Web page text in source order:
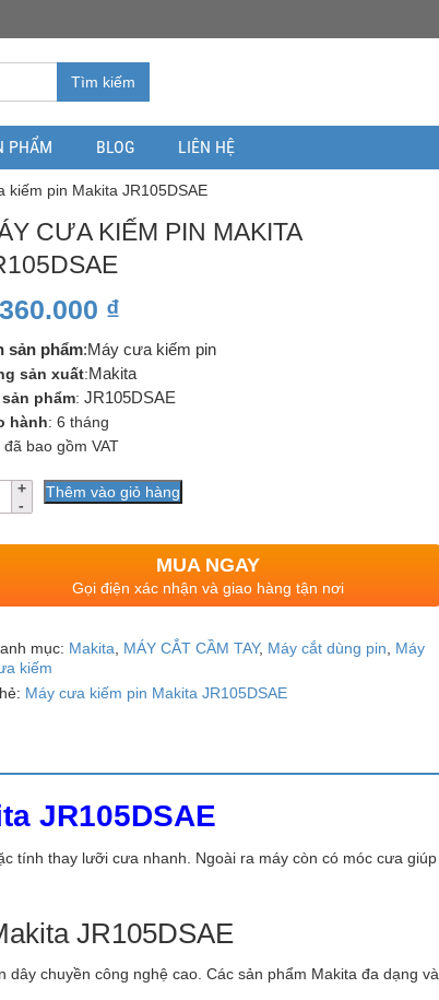
Tìm kiếm
PHẨM BLOG LIÊN HỆ
kiếm pin Makita JR105DSAE
CƯA KIẾM PIN MAKITA
₫
sản phẩm:Máy cưa kiếm pin
sản xuất:Makita
sản phẩm: JR105DSAE
hành: 6 tháng
đã bao gồm VAT
Thêm vào giỏ hàng
MUA NGAY
Gọi điện xác nhận và giao hàng tận nơi
mục: Makita MÁY CẮT CẦM TAY, Máy cắt dùng pin
Máy
kiếm
Máy cưa kiếm pin Makita JR105DSAE
JR105DSAE
tính thay lưỡi cưa nhanh. Ngoài ra máy còn có móc cưa giúp
JR105DSAE
chuyền công nghệ cao. Các sản phẩm Makita đa dạng và